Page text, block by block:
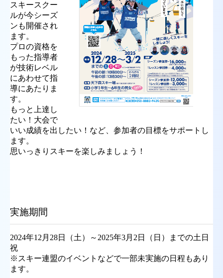
スキースクー
ルが今シーズ
ンも開催され
ます。
プロの資格を
もった指導者
が技術レベル
にあわせて指
導にあたりま
す。
もっと上達し
たい！大会で
いい成績を出したい！など、参加者の目標をサポートし
ます。
思いっきりスキーを楽しみましょう！
実施期間
2024年12月28日（土）～2025年3月2日（日）までの土日
祝
※スキー連盟のイベントなどで一部未実施の日程もあり
ます。